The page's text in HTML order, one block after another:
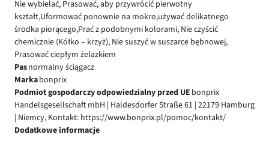
Nie wybielać, Prasować, aby przywrócić pierwotny
kształt,Uformować ponownie na mokro,używać delikatnego
środka piorącego,Prać z podobnymi kolorami, Nie czyścić
chemicznie (Kółko – krzyż), Nie suszyć w suszarce bębnowej,
Prasować ciepłym żelazkiem
Pasnormalny ściągacz
Markabonprix
Podmiot gospodarczy odpowiedzialny przed UE bonprix
Handelsgesellschaft mbH | Haldesdorfer Straße 61 | 22179 Hamburg
| Niemcy, Kontakt: https://www.bonprix.pl/pomoc/kontakt/
Dodatkowe informacje